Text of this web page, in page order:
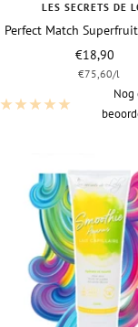
LES SECRETS DE
Perfect Match
Vraagprijs
€18,90
€75,60/l
Nog